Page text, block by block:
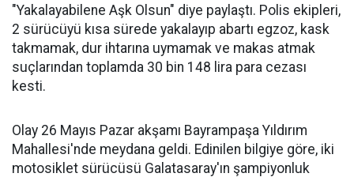
"Yakalayabilene Aşk Olsun" diye paylaştı. Polis ekipleri,
2 sürücüyü kısa sürede yakalayıp abartı egzoz, kask
takmamak, dur ihtarına uymamak ve makas atmak
suçlarından toplamda 30 bin 148 lira para cezası
kesti.
Olay 26 Mayıs Pazar akşamı Bayrampaşa Yıldırım
Mahallesi'nde meydana geldi. Edinilen bilgiye göre, iki
motosiklet sürücüsü Galatasaray'ın şampiyonluk